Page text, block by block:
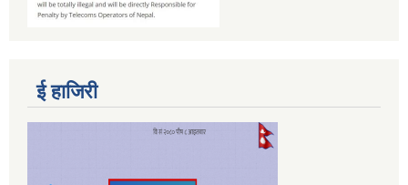
ई हाजिरी